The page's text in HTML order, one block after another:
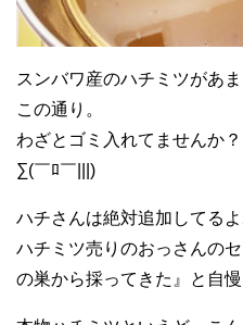
スンバワ産のハチミツがあ
この通り。
わざとゴミ入れてませんか
∑(￣ﾛ￣|||)
ハチさんは絶対追加してる
ハチミツ売りのおっさんの
の巣から採ってきた』と自